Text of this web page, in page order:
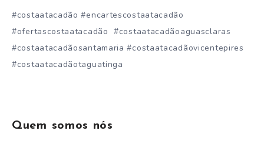
#costaatacadão #encartescostaatacadão
#ofertascostaatacadão #costaatacadãoaguasclaras
#costaatacadãosantamaria #costaatacadãovicentepires
#costaatacadãotaguatinga
Quem somos nós